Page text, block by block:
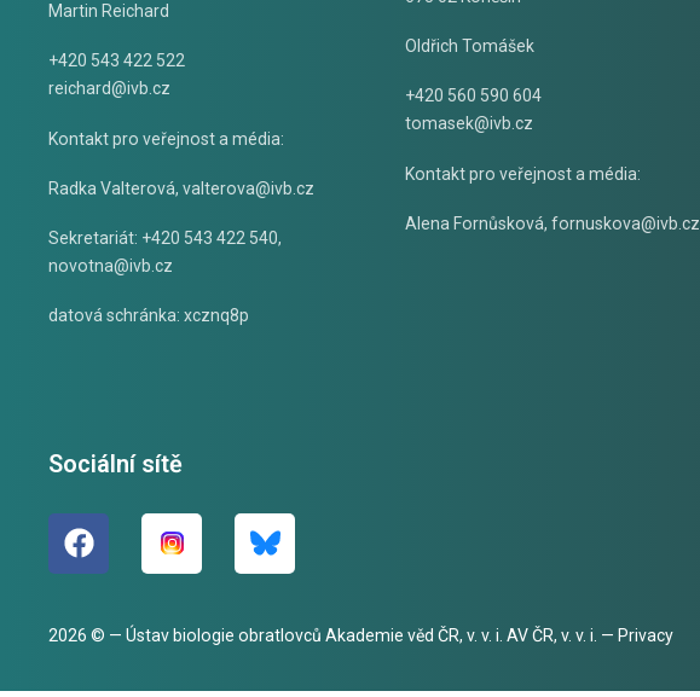
Martin Reichard
+420 543 422 522
reichard@ivb.cz
Kontakt pro veřejnost a média:
Radka Valterová, valterova@ivb.cz
Sekretariát: +420 543 422 540,
novotna@ivb.cz
datová schránka: xcznq8p
Oldřich Tomášek
+420 560 590 604
tomasek@ivb.cz
Kontakt pro veřejnost a média:
Alena Fornůsková, fornuskova@ivb.cz
Sociální sítě
2026 © — Ústav biologie obratlovců Akademie věd ČR, v. v. i. AV ČR, v. v. i. — Privacy